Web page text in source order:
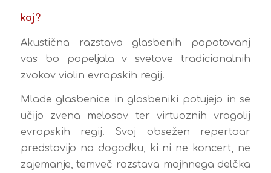
kaj?
Akustična razstava glasbenih popotovanj
vas bo popeljala v svetove tradicionalnih
zvokov violin evropskih regij.
Mlade glasbenice in glasbeniki potujejo in se
učijo zvena melosov ter virtuoznih vragolij
evropskih regij. Svoj obsežen repertoar
predstavijo na dogodku, ki ni ne koncert, ne
zajemanje, temveč razstava majhnega delčka